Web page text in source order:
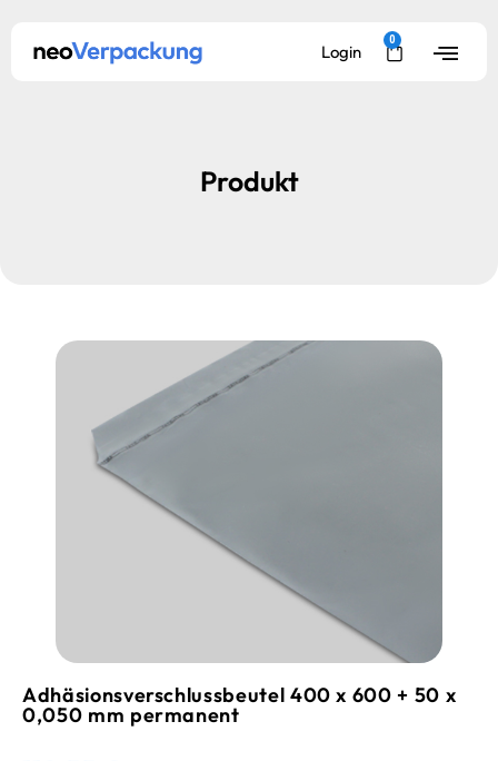
Login
0
Produkt
Adhäsionsverschlussbeutel 400 x 600 + 50 x
0,050 mm permanent